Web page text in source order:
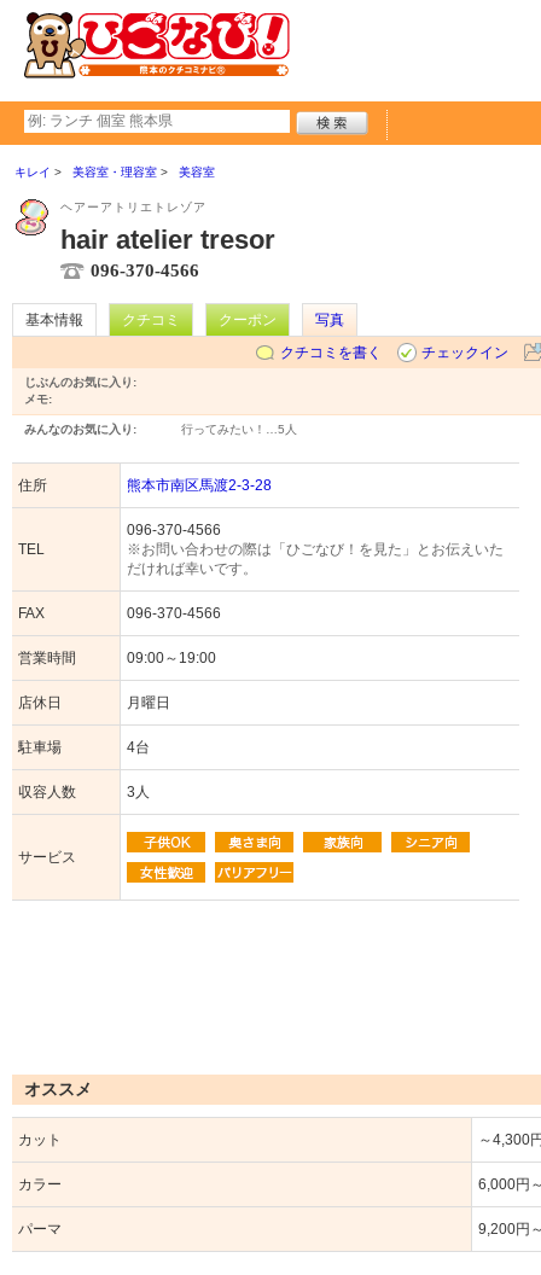
キレイ 美容室・理容室 美容室
ヘアーアトリエトレゾア
hair atelier tresor
096-370-4566
基本情報 クチコミ クーポン
写真
クチコミを書く
チェックイン
じぶんのお気に入り:
メモ:
みんなのお気に入り: 行ってみたい！… 5人
住所 熊本市南区馬渡2-3-28
TEL
096-370-4566
※お問い合わせの際は「ひごなび！を見た」とお伝えいた
だければ幸いです。
FAX 096-370-4566
営業時間 09:00～19:00
店休日 月曜日
駐車場 4台
収容人数 3人
サービス
オススメ
カット ～4,300
カラー 6,000円
パーマ 9,200円